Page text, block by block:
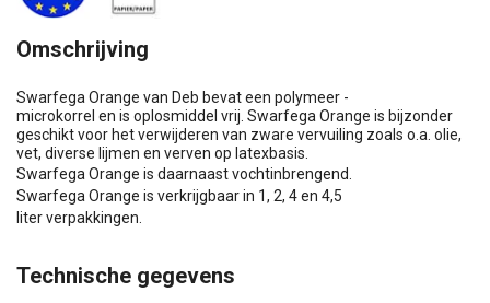
Omschrijving
Swarfega Orange van Deb bevat een polymeer -
microkorrel en is oplosmiddel vrij. Swarfega Orange is bijzonder
geschikt voor het verwijderen van zware vervuiling zoals o.a. olie,
vet, diverse lijmen en verven op latexbasis.
Swarfega Orange is daarnaast vochtinbrengend.
Swarfega Orange is verkrijgbaar in 1, 2, 4 en 4,5
liter verpakkingen.
Technische gegevens